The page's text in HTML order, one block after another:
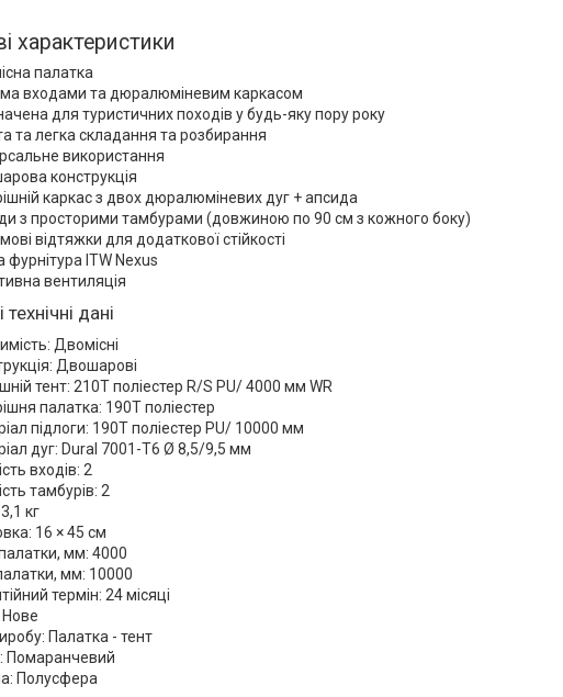
характеристики
палатка
входами та дюралюміневим каркасом
для туристичних походів у будь-яку пору року
та легка складання та розбирання
використання
конструкція
каркас з двох дюралюміневих дуг + апсида
з просторими тамбурами (довжиною по 90 см з кожного боку)
відтяжки для додаткової стійкості
фурнітура ITW Nexus
вентиляція
дані
Двомісні
Двошарові
тент: 210T поліестер R/S PU/ 4000 мм WR
палатка: 190T поліестер
підлоги: 190T поліестер PU/ 10000 мм
дуг: Dural 7001-T6 Ø 8,5/9,5 мм
входів: 2
тамбурів: 2
кг
16 × 45 см
мм: 4000
мм: 10000
термін: 24 місяці
Палатка - тент
Помаранчевий
Полусфера